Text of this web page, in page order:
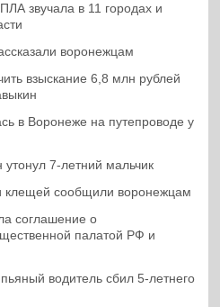
звучала в 11 городах и
воронежцам
взыскание 6,8 млн рублей
в Воронеже на путепроводе у
7-летний мальчик
клещей сообщили воронежцам
соглашение о
палатой РФ и
водитель сбил 5-летнего